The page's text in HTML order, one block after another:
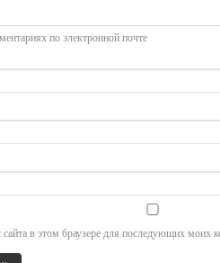
по электронной почте
в этом браузере для последующих моих